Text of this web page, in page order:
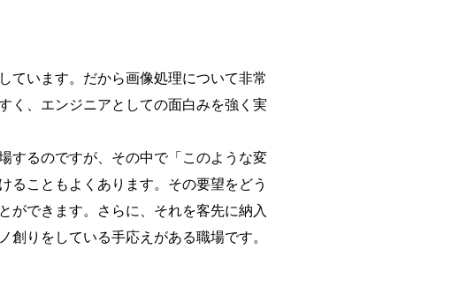
ています。だから画像処理について非常
く、エンジニアとしての面白みを強く実
するのですが、その中で「このような変
ることもよくあります。その要望をどう
ができます。さらに、それを客先に納入
りをしている手応えがある職場です。